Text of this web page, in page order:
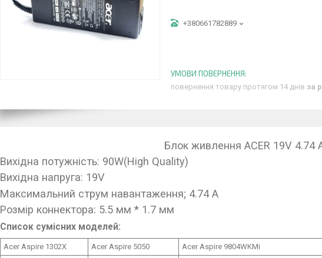
+380661782889
повернення товару протягом 14 днів за
Блок живлення ACER 19V 4.74
Вихідна потужність: 90W(High Quality)
Вихідна напруга: 19V
Максимальний струм навантаження; 4.74 A
Розмір коннектора: 5.5 мм * 1.7 мм
Список сумісних моделей:
Acer Aspire 1302X Acer Aspire 5050 Acer Aspire 9804WKMi